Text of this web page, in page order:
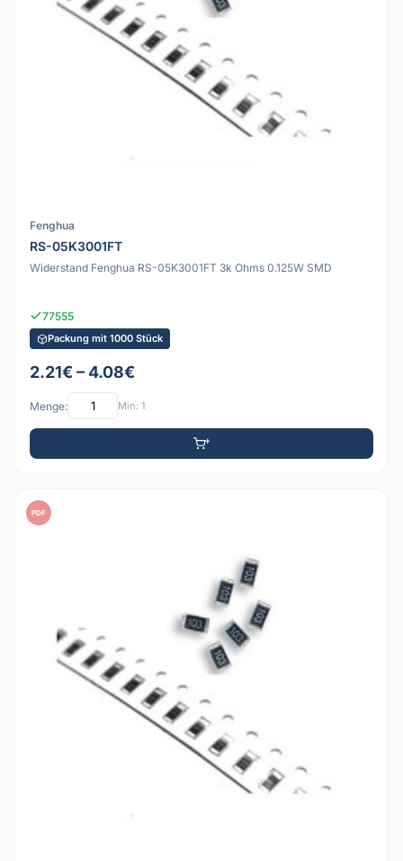
Fenghua
RS-05K3001FT
Widerstand Fenghua RS-05K3001FT 3k Ohms 0.125W SMD
77555
Packung mit 1000 Stück
2.21€ – 4.08€
Menge: Min: 1
PDF